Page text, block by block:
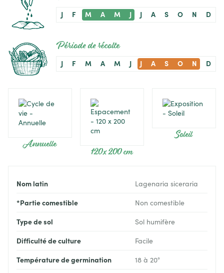
J F M A M J J A S O N D
Période de récolte
J F M A M J J A S O N D
Annuelle
120 x 200 cm
Soleil
Nom latin Lagenaria siceraria
*Partie comestible Non comestible
Type de sol Sol humifère
Difficulté de culture Facile
Température de germination 18 à 20°